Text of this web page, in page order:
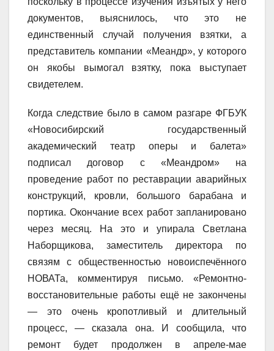
документов, выяснилось, что это не
единственный случай получения взятки, а
представитель компании «Меандр», у которого
он якобы вымогал взятку, пока выступает
свидетелем.
Когда следствие было в самом разгаре ФГБУК
«Новосибирский государственный
академический театр оперы и балета»
подписал договор с «Меандром» на
проведение работ по реставрации аварийных
конструкций, кровли, большого барабана и
портика. Окончание всех работ запланировано
через месяц. На это и упирала Светлана
Наборщикова, заместитель директора по
связям с общественностью новоиспечённого
НОВАТа, комментируя письмо. «Ремонтно-
восстановительные работы ещё не закончены
— это очень кропотливый и длительный
процесс, — сказала она. И сообщила, что
ремонт будет продолжен в апреле-мае